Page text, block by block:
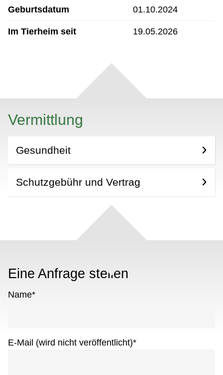
Geburtsdatum 01.10.2024
Im Tierheim seit 19.05.2026
Vermittlung
Gesundheit
Schutzgebühr und Vertrag
Eine Anfrage stellen
Name*
E-Mail (wird nicht veröffentlicht)*